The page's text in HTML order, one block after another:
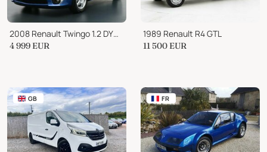
2008 Renault Twingo 1.2 DYNAMIQUE HB 3-DRS Youngtimer!!
4 999 EUR
1989 Renault R4 GTL
11 500 EUR
GB FR